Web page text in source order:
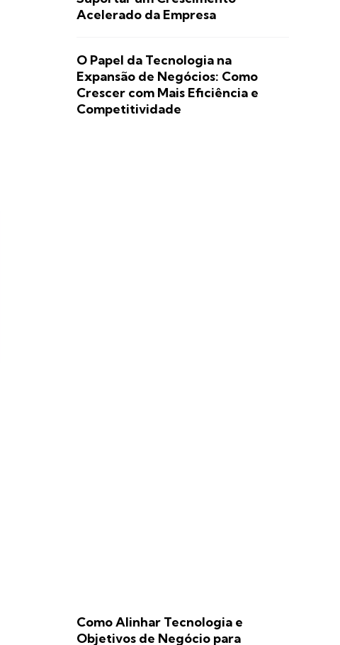
Acelerado da Empresa
O Papel da Tecnologia na
Expansão de Negócios: Como
Crescer com Mais Eficiência e
Competitividade
Como Alinhar Tecnologia e
Objetivos de Negócio para